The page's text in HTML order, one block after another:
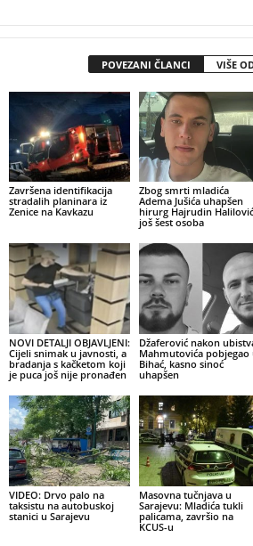
POVEZANI ČLANCI VIŠE
Završena identifikacija
stradalih planinara iz
Zenice na Kavkazu
Zbog smrti mladića
Adema Jušića uhapšen
hirurg Hajrudin
još šest osoba
NOVI DETALJI OBJAVLJENI:
Cijeli snimak u javnosti, a
bradanja s kačketom koji
je puca još nije pronađen
Džaferović nakon
Mahmutovića pobjegao
Bihać, kasno sinoć
uhapšen
VIDEO: Drvo palo na
taksistu na autobuskoj
stanici u Sarajevu
Masovna tučnjava u
Sarajevu: Mladića tukli
palicama, završio na
KCUS-u